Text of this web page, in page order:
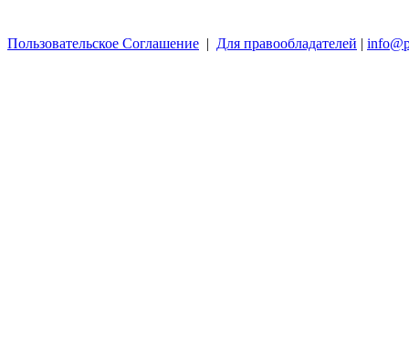
Пользовательское Соглашение | Для правообладателей |